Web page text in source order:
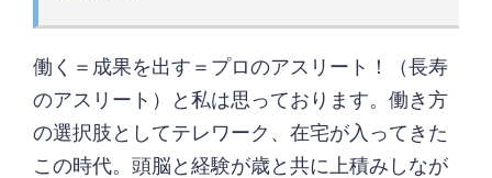
働く＝成果を出す＝プロのアスリート！（長寿
のアスリート）と私は思っております。働き方
の選択肢としてテレワーク、在宅が入ってきた
この時代。頭脳と経験が歳と共に上積みしなが